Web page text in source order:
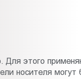
этого
носителя могут